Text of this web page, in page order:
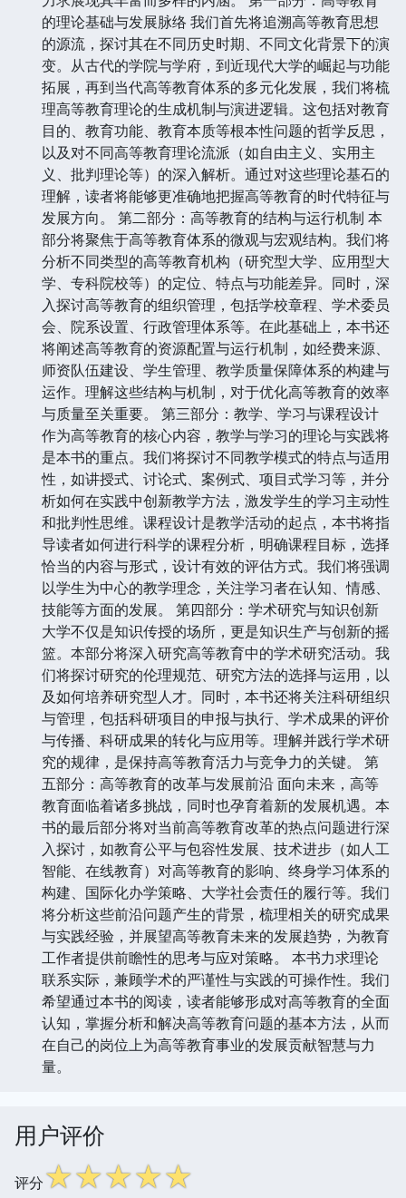
的理论基础与发展脉络 我们首先将追溯高等教育思想
的源流，探讨其在不同历史时期、不同文化背景下的演
变。从古代的学院与学府，到近现代大学的崛起与功能
拓展，再到当代高等教育体系的多元化发展，我们将梳
理高等教育理论的生成机制与演进逻辑。这包括对教育
目的、教育功能、教育本质等根本性问题的哲学反思，
以及对不同高等教育理论流派（如自由主义、实用主
义、批判理论等）的深入解析。通过对这些理论基石的
理解，读者将能够更准确地把握高等教育的时代特征与
发展方向。 第二部分：高等教育的结构与运行机制 本
部分将聚焦于高等教育体系的微观与宏观结构。我们将
分析不同类型的高等教育机构（研究型大学、应用型大
学、专科院校等）的定位、特点与功能差异。同时，深
入探讨高等教育的组织管理，包括学校章程、学术委员
会、院系设置、行政管理体系等。在此基础上，本书还
将阐述高等教育的资源配置与运行机制，如经费来源、
师资队伍建设、学生管理、教学质量保障体系的构建与
运作。理解这些结构与机制，对于优化高等教育的效率
与质量至关重要。 第三部分：教学、学习与课程设计
作为高等教育的核心内容，教学与学习的理论与实践将
是本书的重点。我们将探讨不同教学模式的特点与适用
性，如讲授式、讨论式、案例式、项目式学习等，并分
析如何在实践中创新教学方法，激发学生的学习主动性
和批判性思维。课程设计是教学活动的起点，本书将指
导读者如何进行科学的课程分析，明确课程目标，选择
恰当的内容与形式，设计有效的评估方式。我们将强调
以学生为中心的教学理念，关注学习者在认知、情感、
技能等方面的发展。 第四部分：学术研究与知识创新
大学不仅是知识传授的场所，更是知识生产与创新的摇
篮。本部分将深入研究高等教育中的学术研究活动。我
们将探讨研究的伦理规范、研究方法的选择与运用，以
及如何培养研究型人才。同时，本书还将关注科研组织
与管理，包括科研项目的申报与执行、学术成果的评价
与传播、科研成果的转化与应用等。理解并践行学术研
究的规律，是保持高等教育活力与竞争力的关键。 第
五部分：高等教育的改革与发展前沿 面向未来，高等
教育面临着诸多挑战，同时也孕育着新的发展机遇。本
书的最后部分将对当前高等教育改革的热点问题进行深
入探讨，如教育公平与包容性发展、技术进步（如人工
智能、在线教育）对高等教育的影响、终身学习体系的
构建、国际化办学策略、大学社会责任的履行等。我们
将分析这些前沿问题产生的背景，梳理相关的研究成果
与实践经验，并展望高等教育未来的发展趋势，为教育
工作者提供前瞻性的思考与应对策略。 本书力求理论
联系实际，兼顾学术的严谨性与实践的可操作性。我们
希望通过本书的阅读，读者能够形成对高等教育的全面
认知，掌握分析和解决高等教育问题的基本方法，从而
在自己的岗位上为高等教育事业的发展贡献智慧与力
量。
用户评价
评分☆☆☆☆☆